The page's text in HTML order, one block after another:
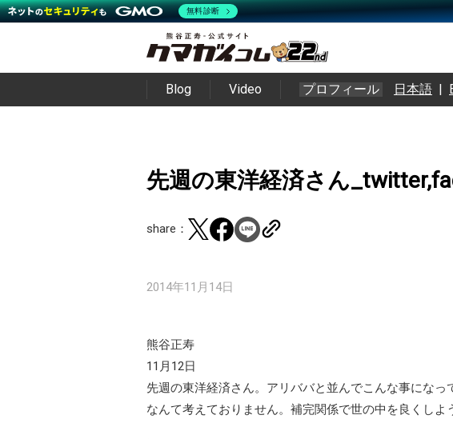
Blog Video プロフィール 日本語 |
先週の東洋経済さん
share：
2014年11月14日
熊谷正寿
11月12日
先週の東洋経済さん。アリババと並んでこんな事にな
なんて考えておりません。補完関係で世の中を良くしよ
無料診断